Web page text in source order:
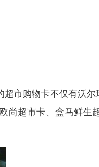
市购物卡不仅有沃
尚超市卡、盒马鲜生